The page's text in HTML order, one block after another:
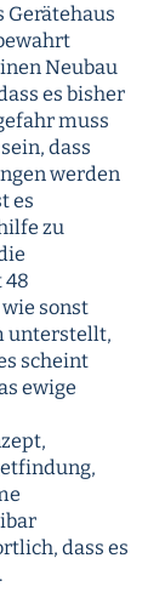
Gerätehaus
Neubau
es bisher
muss
dass
werden
es
zu
48
sonst
unterstellt,
scheint
ewige
dass es